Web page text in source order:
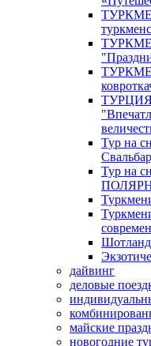
ТУРЦИЯ:
Тур на
Тур на
дайвинг
деловые
майские
новогодние